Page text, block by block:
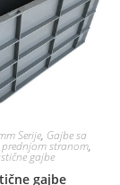
Serije, Gajbe sa
stranom,
gajbe
gajbe